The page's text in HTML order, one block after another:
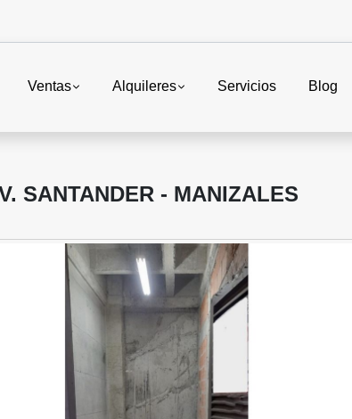
Ventas Alquileres Servicios Blog
SANTANDER - MANIZALES